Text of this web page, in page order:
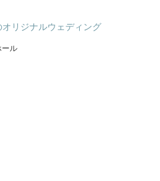
リジナルウェディング
ール